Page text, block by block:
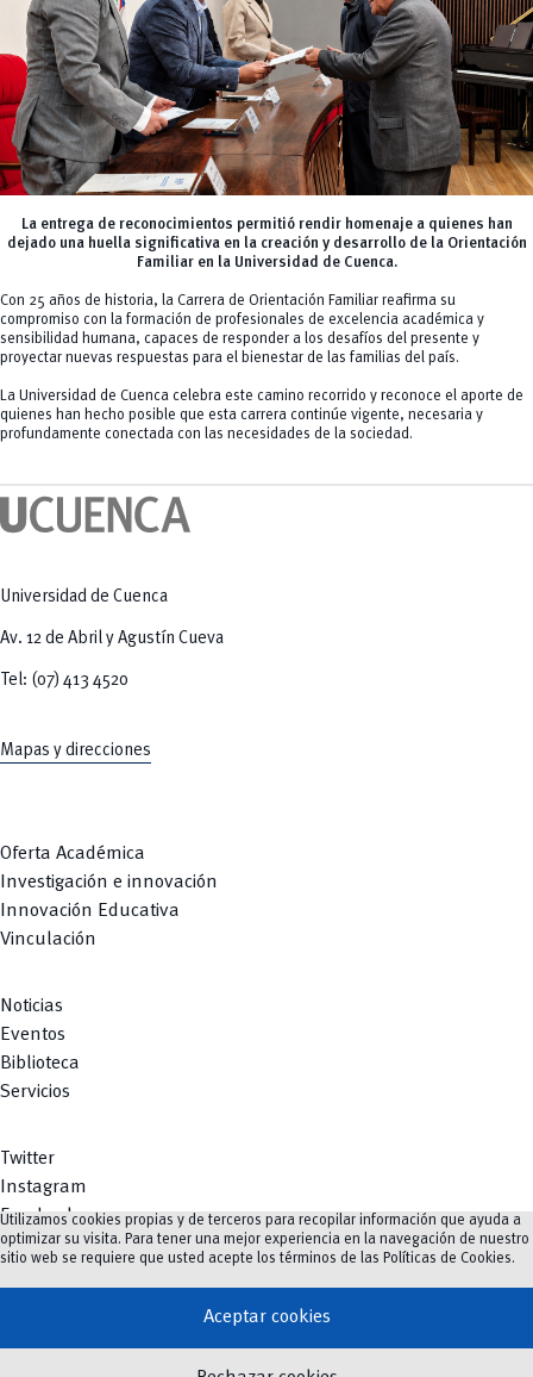
La entrega de reconocimientos permitió rendir homenaje a quienes han
dejado una huella significativa en la creación y desarrollo de la Orientación
Familiar en la Universidad de Cuenca.
Con 25 años de historia, la Carrera de Orientación Familiar reafirma su
compromiso con la formación de profesionales de excelencia académica y
sensibilidad humana, capaces de responder a los desafíos del presente y
proyectar nuevas respuestas para el bienestar de las familias del país.
La Universidad de Cuenca celebra este camino recorrido y reconoce el aporte de
quienes han hecho posible que esta carrera continúe vigente, necesaria y
profundamente conectada con las necesidades de la sociedad.
Universidad de Cuenca
Av. 12 de Abril y Agustín Cueva
Tel: (07) 413 4520
Mapas y direcciones
Oferta Académica
Investigación e innovación
Innovación Educativa
Vinculación
Noticias
Eventos
Biblioteca
Servicios
Twitter
Instagram
Facebook
Youtube
vertical_align_top
Utilizamos cookies propias y de terceros para recopilar información que ayuda a
optimizar su visita. Para tener una mejor experiencia en la navegación de nuestro
sitio web se requiere que usted acepte los términos de las Políticas de Cookies.
Aceptar cookies